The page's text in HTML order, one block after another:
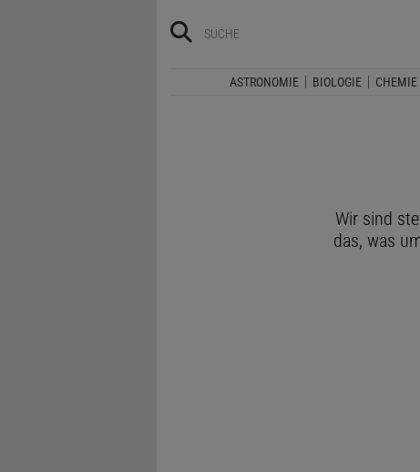
ASTRONOMIE BIOLOGIE CHEMIE
Wir sind
das, was